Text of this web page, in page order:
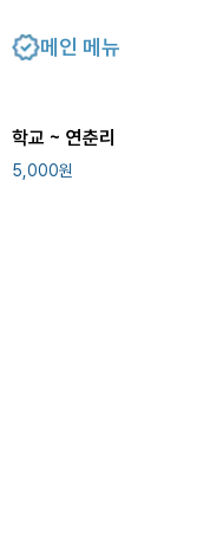
메인 메뉴
학교 ~ 연춘리
5,000원